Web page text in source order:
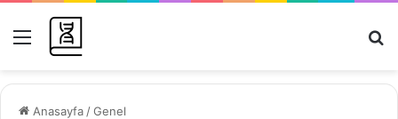
Menü
Anasayfa /Genel